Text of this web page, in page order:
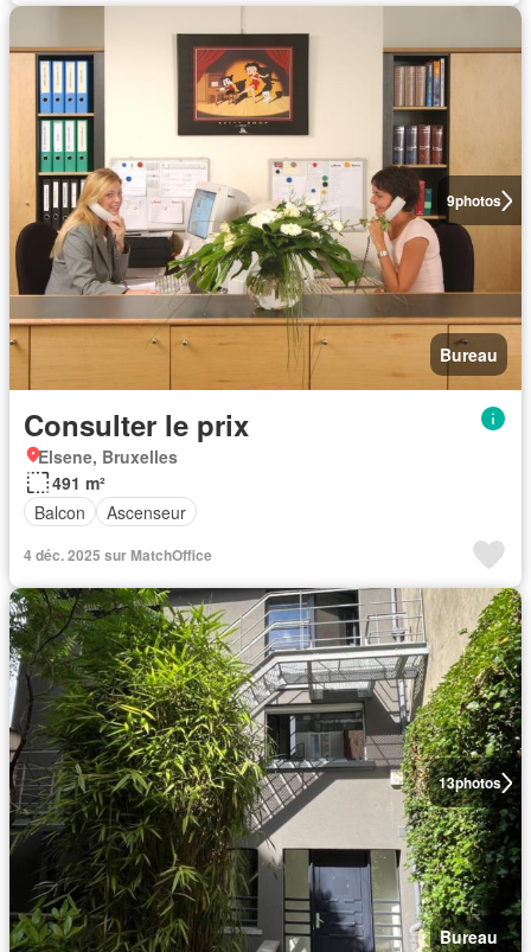
9photos
Bureau
Consulter le prix
Elsene, Bruxelles
491 m²
Balcon
Ascenseur
4 déc. 2025 sur MatchOffice
13photos
Bureau